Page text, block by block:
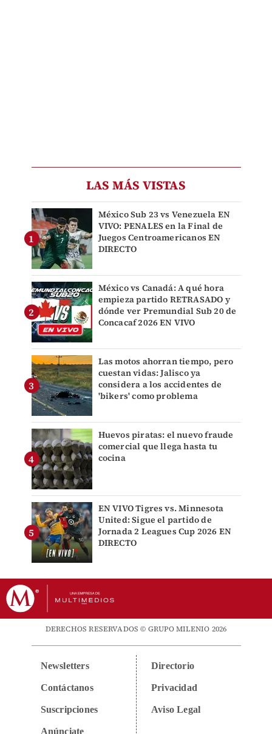
LAS MÁS VISTAS
México Sub 23 vs Venezuela EN
VIVO: PENALES en la Final de
Juegos Centroamericanos EN
DIRECTO
México vs Canadá: A qué hora
empieza partido RETRASADO y
dónde ver Premundial Sub 20 de
Concacaf 2026 EN VIVO
Las motos ahorran tiempo, pero
cuestan vidas: Jalisco ya
considera a los accidentes de
'bikers' como problema
Huevos piratas: el nuevo fraude
comercial que llega hasta tu
cocina
EN VIVO Tigres vs. Minnesota
United: Sigue el partido de
Jornada 2 Leagues Cup 2026 EN
DIRECTO
DERECHOS RESERVADOS © GRUPO MILENIO 2026
Newsletters
Contáctanos
Suscripciones
Anúnciate
Directorio
Privacidad
Aviso Legal